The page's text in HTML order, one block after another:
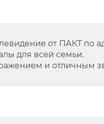
от ПАКТ по
для всей семьи.
и отличным